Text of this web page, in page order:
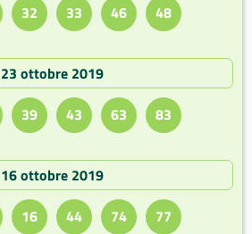
32 33 46 48
23 ottobre 2019
39 43 63 83
16 ottobre 2019
16 44 74 77